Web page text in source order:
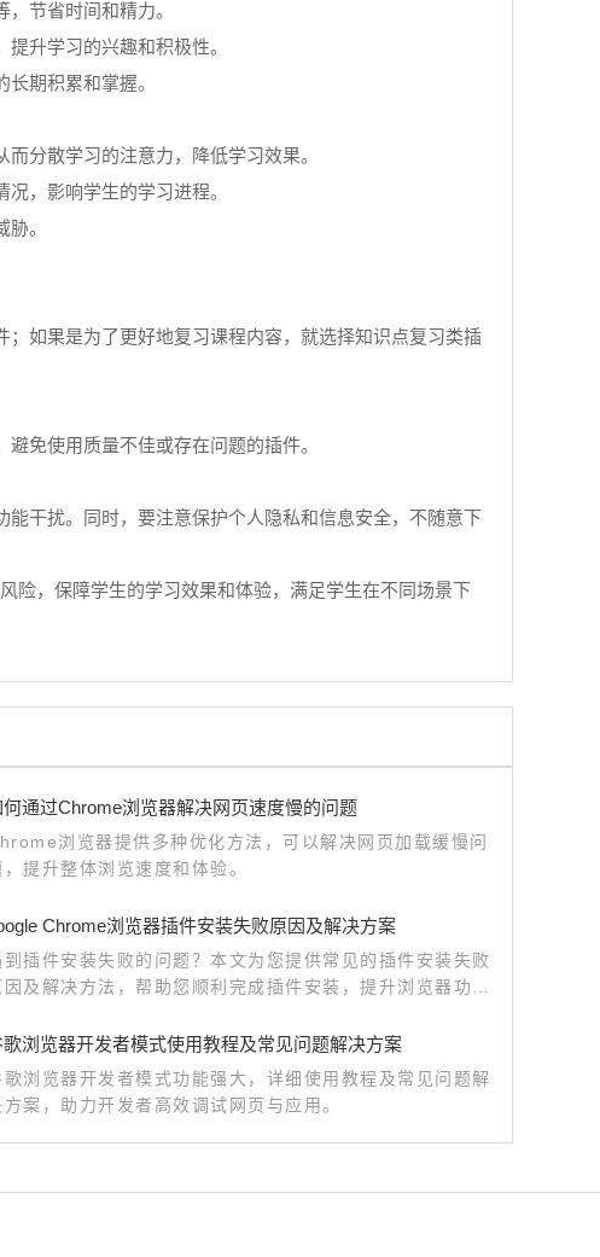
节省时间和精力。
升学习的兴趣和积极性。
期积累和掌握。
分散学习的注意力，降低学习效果。
，影响学生的学习进程。
胁。
如果是为了更好地复习课程内容，就选择知识点复习类插
免使用质量不佳或存在问题的插件。
干扰。同时，要注意保护个人隐私和信息安全，不随意下
险，保障学生的学习效果和体验，满足学生在不同场景下
何通过Chrome浏览器解决网页速度慢的问题
浏览器提供多种优化方法，可以解决网页加载缓慢问
，提升整体浏览速度和体验。
Chrome浏览器插件安装失败原因及解决方案
到插件安装失败的问题？本文为您提供常见的插件安装失败
因及解决方法，帮助您顺利完成插件安装，提升浏览器功
歌浏览器开发者模式使用教程及常见问题解决方案
歌浏览器开发者模式功能强大，详细使用教程及常见问题解
方案，助力开发者高效调试网页与应用。